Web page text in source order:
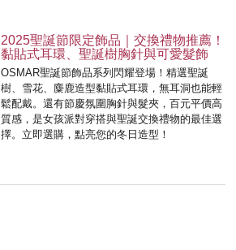
2025聖誕節限定飾品｜交換禮物推薦！
黏貼式耳環、聖誕樹胸針與可愛髮飾
OSMAR聖誕節飾品系列閃耀登場！精選聖誕
樹、雪花、麋鹿造型黏貼式耳環，無耳洞也能輕
鬆配戴。還有節慶氛圍胸針與髮夾，百元平價高
質感，是女孩派對穿搭與聖誕交換禮物的最佳選
擇。立即選購，點亮您的冬日造型！